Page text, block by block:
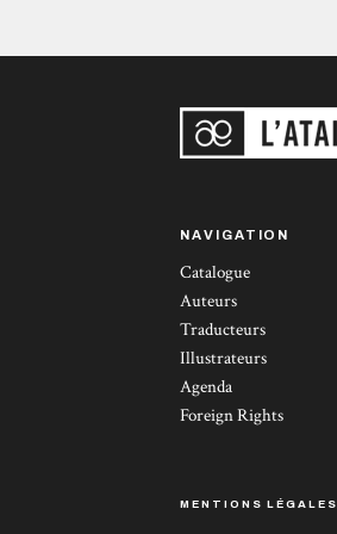
NAVIGATION
Catalogue
Auteurs
Traducteurs
Illustrateurs
Agenda
Foreign Rights
MENTIONS LÉGALES